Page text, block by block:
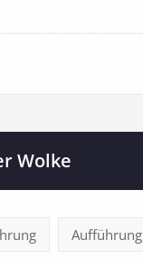
Wolke
Aufführung